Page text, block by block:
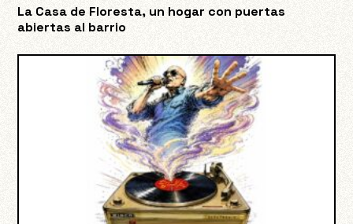
La Casa de Floresta, un hogar con puertas
abiertas al barrio